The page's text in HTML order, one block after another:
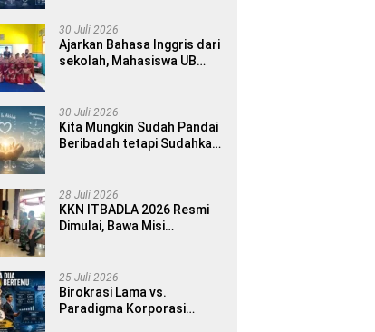
30 Juli 2026
Ajarkan Bahasa Inggris dari
sekolah, Mahasiswa UB
Introduce Yourself di SDN
1 Sumberngepoh
30 Juli 2026
Kita Mungkin Sudah Pandai
Beribadah tetapi Sudahkah
28 Juli 2026
KKN ITBADLA 2026 Resmi
Dimulai, Bawa Misi
Empowerment
25 Juli 2026
Birokrasi Lama vs.
Paradigma Korporasi